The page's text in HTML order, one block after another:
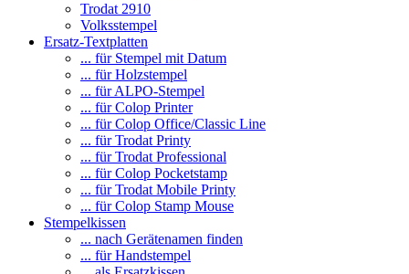
Trodat 2910
Volksstempel
Ersatz-Textplatten
... für Stempel mit Datum
... für Holzstempel
... für ALPO-Stempel
... für Colop Printer
... für Colop Office/Classic Line
... für Trodat Printy
... für Trodat Professional
... für Colop Pocketstamp
... für Trodat Mobile Printy
... für Colop Stamp Mouse
Stempelkissen
... nach Gerätenamen finden
... für Handstempel